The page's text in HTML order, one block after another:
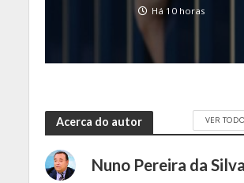
Há 10 horas
Acerca do autor VER
Nuno Pereira da Silva